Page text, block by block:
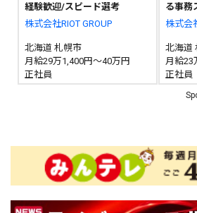
経験歓迎/スピード選考
株式会社RIOT GROUP
北海道 札幌市
月給29万1,400円～40万円
正社員
る事務
株式会
北海道
月給23
正社員